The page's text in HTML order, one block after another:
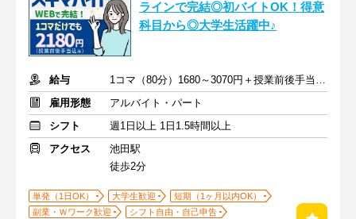
ラインで完結◎初バイトOK！得意
科目から◎大学生活躍中♪
給与
1コマ（80分）1680～3070円＋授業前後手当500円＋交通費全額支給
雇用形態
アルバイト・パート
シフト
週1日以上 1日1.5時間以上
アクセス
池田駅
徒歩2分
単発（1日OK） 大学生歓迎
短期（1ヶ月以内OK）
副業・Ｗワーク歓迎
シフト自由・自己申告